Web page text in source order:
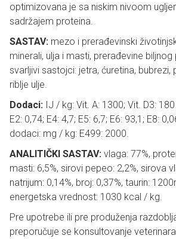
optimizovana je sa niskim nivoom
sadržajem proteina.
SASTAV: mezo i prerađevinski
minerali, ulja i masti, prerađevine
svarljivi sastojci: jetra, ćuretina, bubrezi,
riblje ulje.
Dodaci: IJ / kg: Vit. A: 1300; Vit. D3:
E2: 0,74; E4: 4,7; E5: 6,7; E6: 93,1; E8:
dodaci: mg / kg: E499: 2000.
ANALITIČKI SASTAV: vlaga: 77%,
masti: 6,5%, sirovi pepeo: 2,2%, sirova
natrijum: 0,14%, broj: 0,37%, taurin:
energetska vrednost: 1030 kcal / kg.
Pre upotrebe ili pre produženja
preporučuje se konsultovanje